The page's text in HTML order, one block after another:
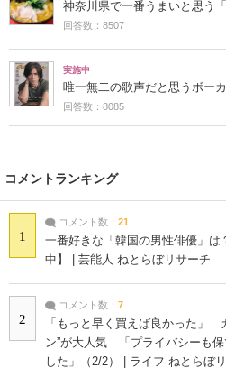
神奈川県で一番うまいと思う
回答数：8507
実施中
唯一無二の歌声だと思うボー
回答数：8085
コメントランキング
1
コメント数： 21
一番好きな「韓国の男性俳優」は
中】 | 芸能人 ねとらぼリサーチ
2
コメント数： 7
「もっと早く買えば良かった」
ン”が大人気 「プライバシーも
した」（2/2） | ライフ ねとらぼ